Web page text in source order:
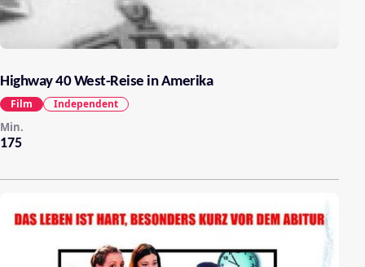
Highway 40 West-Reise in Amerika
175
Min.
Film Independent